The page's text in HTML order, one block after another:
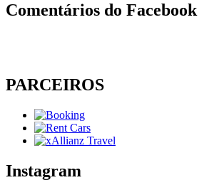
Comentários do Facebook
PARCEIROS
Instagram